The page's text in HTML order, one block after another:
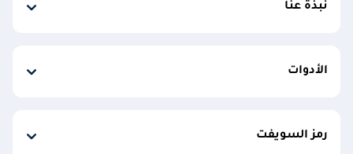
نبذة عنا
الأدوات
رمز السويفت